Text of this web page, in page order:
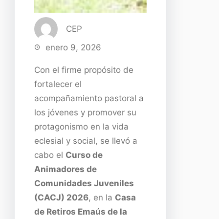
CEP
enero 9, 2026
Con el firme propósito de
fortalecer el
acompañamiento pastoral a
los jóvenes y promover su
protagonismo en la vida
eclesial y social, se llevó a
cabo el Curso de
Animadores de
Comunidades Juveniles
(CACJ) 2026, en la Casa
de Retiros Emaús de la